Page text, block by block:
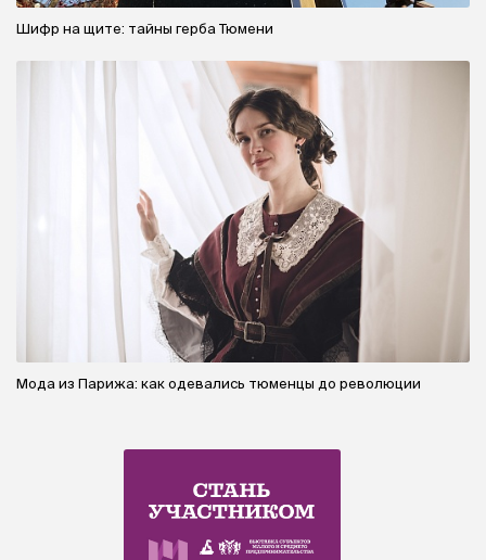
Шифр на щите: тайны герба Тюмени
Мода из Парижа: как одевались тюменцы до революции